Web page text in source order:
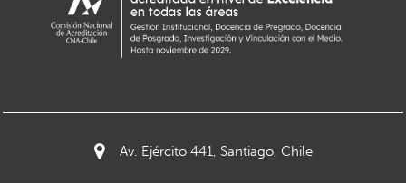
Av. Ejército 441, Santiago, Chile